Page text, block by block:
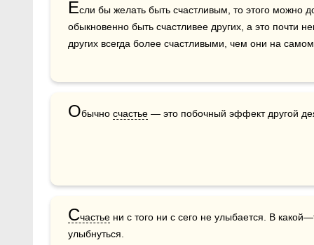
Если бы желать быть счастливым, то этого можно
обыкновенно быть счастливее других, а это почти
других всегда более счастливыми, чем они на
Обычно счастье — это побочный эффект другой
Счастье ни с того ни с сего не улыбается. В
улыбнуться.